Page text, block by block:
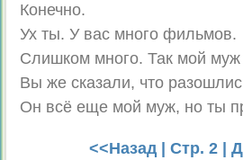
Конечно.
Ух ты. У вас много фильмов.
Слишком много. Так мой муж
Вы же сказали, что
Он всё еще мой муж, но ты
<<Назад | Стр. 2 |